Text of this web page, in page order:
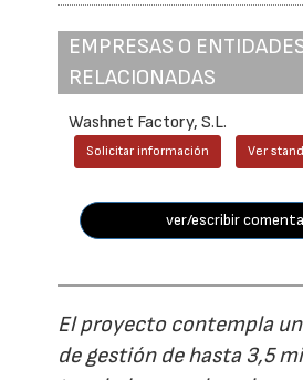
EMPRESAS O
RELACIONADAS
Washnet Factory, S.L.
Solicitar información Ver
ver/escribir
El proyecto contempla
de gestión de hasta 3,5